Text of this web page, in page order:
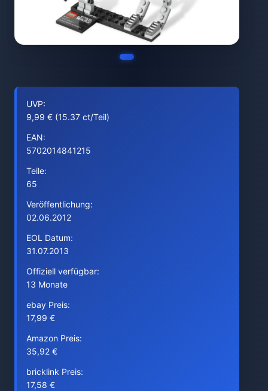
UVP:
9,99 € (15.37 ct/Teil)
EAN:
5702014841215
Teile:
65
Veröffentlichung:
02.06.2012
EOL Datum:
31.07.2013
Offiziell verfügbar:
13 Monate
ebay Preis:
17,99 €
Amazon Preis:
35,92 €
bricklink Preis:
17,58 €